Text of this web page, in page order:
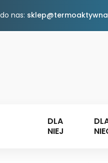
nas:
DLA
NIEJ